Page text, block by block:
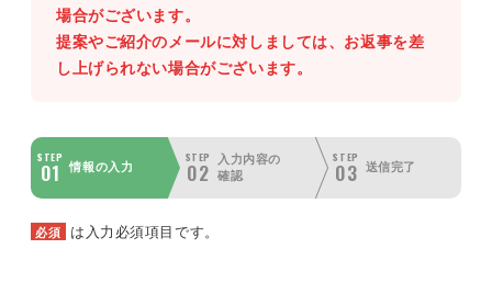
場合がございます。
提案やご紹介のメールに対しましては、お返事を差
し上げられない場合がございます。
STEP
01 情報の入力
STEP
02
入力内容の
確認
STEP
03 送信完了
必須 は入力必須項目です。